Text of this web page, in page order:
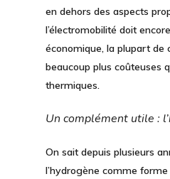
en dehors des aspects
l’électromobilité doit
économique, la plupart de
beaucoup plus coûteuses
thermiques.
Un complément utile :
On sait depuis plusieurs
l’hydrogène comme forme